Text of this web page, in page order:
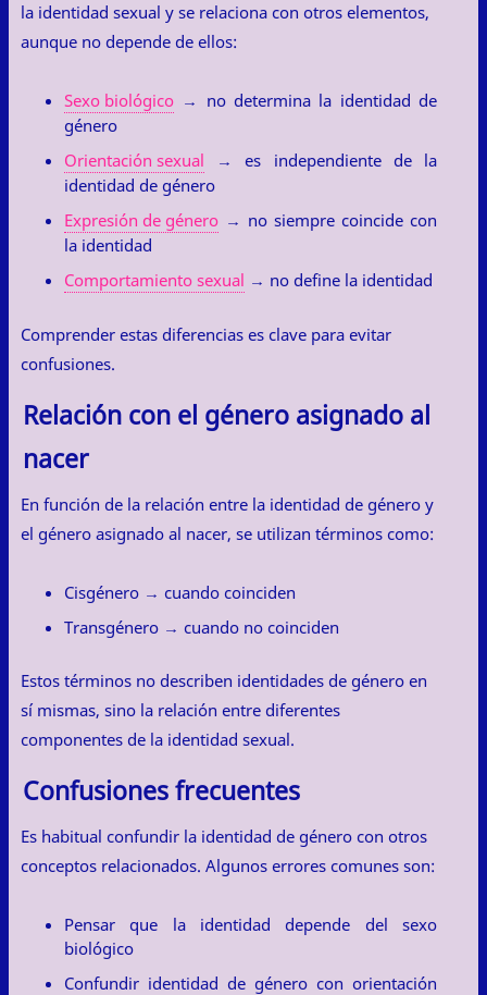
la identidad sexual y se relaciona con otros elementos,
aunque no depende de ellos:
Sexo biológico → no determina la identidad de
género
Orientación sexual → es independiente de la
identidad de género
Expresión de género → no siempre coincide con
la identidad
Comportamiento sexual → no define la identidad
Comprender estas diferencias es clave para evitar
confusiones.
Relación con el género asignado al
nacer
En función de la relación entre la identidad de género y
el género asignado al nacer, se utilizan términos como:
Cisgénero → cuando coinciden
Transgénero → cuando no coinciden
Estos términos no describen identidades de género en
sí mismas, sino la relación entre diferentes
componentes de la identidad sexual.
Confusiones frecuentes
Es habitual confundir la identidad de género con otros
conceptos relacionados. Algunos errores comunes son:
Pensar que la identidad depende del sexo
biológico
Confundir identidad de género con orientación